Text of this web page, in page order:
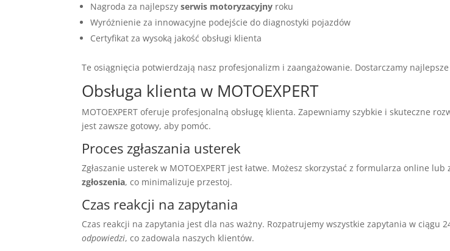
Nagroda za najlepszyserwis motoryzacyjny roku
Wyróżnienie za innowacyjne podejście do diagnostyki pojazdów
Certyfikat za wysoką jakość obsługi klienta
Te osiągnięcia potwierdzają nasz profesjonalizm i zaangażowanie. Dostarczamy
Obsługa klienta w MOTOEXPERT
MOTOEXPERT oferuje profesjonalną obsługę klienta. Zapewniamy szybkie i skuteczne
jest zawsze gotowy, aby pomóc.
Proces zgłaszania usterek
Zgłaszanie usterek w MOTOEXPERT jest łatwe. Możesz skorzystać z formularza online
zgłoszenia, co minimalizuje przestoj.
Czas reakcji na zapytania
Czas reakcji na zapytania jest dla nas ważny. Rozpatrujemy wszystkie zapytania w ciągu
odpowiedzi, co zadowala naszych klientów.